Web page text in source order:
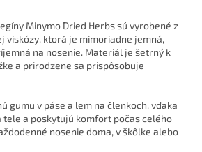
Minymo Dried Herbs sú vyrobené z
viskózy, ktorá je mimoriadne jemná,
na nosenie. Materiál je šetrný k
a prirodzene sa prispôsobuje
gumu v páse a lem na členkoch, vďaka
tele a poskytujú komfort počas celého
nosenie doma, v škôlke alebo